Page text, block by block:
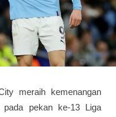
meraih kemenangan
pekan ke-13 Liga